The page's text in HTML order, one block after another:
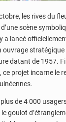
les rives du
scène
a lancé
ouvrage
datant de 1957.
ce projet incarne le
de 4 000
goulot